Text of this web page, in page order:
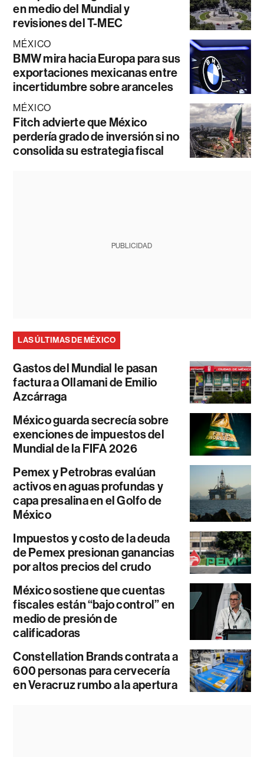
en medio del Mundial y
revisiones del T-MEC
MÉXICO
BMW mira hacia Europa para sus
exportaciones mexicanas entre
incertidumbre sobre aranceles
MÉXICO
Fitch advierte que México
perdería grado de inversión si no
consolida su estrategia fiscal
PUBLICIDAD
LAS ÚLTIMAS DE MÉXICO
Gastos del Mundial le pasan
factura a Ollamani de Emilio
Azcárraga
México guarda secrecía sobre
exenciones de impuestos del
Mundial de la FIFA 2026
Pemex y Petrobras evalúan
activos en aguas profundas y
capa presalina en el Golfo de
México
Impuestos y costo de la deuda
de Pemex presionan ganancias
por altos precios del crudo
México sostiene que cuentas
fiscales están “bajo control” en
medio de presión de
calificadoras
Constellation Brands contrata a
600 personas para cervecería
en Veracruz rumbo a la apertura